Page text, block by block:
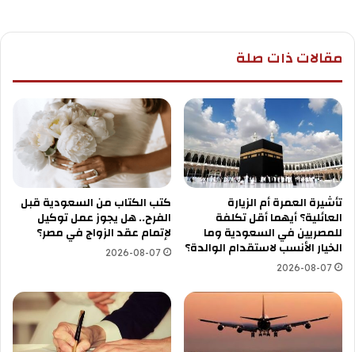
مقالات ذات صلة
تأشيرة العمرة أم الزيارة
العائلية؟ أيهما أقل تكلفة
للمصريين في السعودية وما
الخيار الأنسب لاستقدام الوالدة؟
2026-08-07
كتب الكتاب من السعودية قبل
الفرح.. هل يجوز عمل توكيل
لإتمام عقد الزواج في مصر؟
2026-08-07